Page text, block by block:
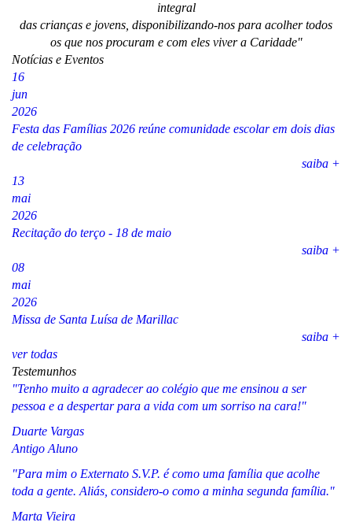
integral
das crianças e jovens, disponibilizando-nos para acolher todos
os que nos procuram e com eles viver a Caridade"
Notícias e Eventos
16
jun
2026
Festa das Famílias 2026 reúne comunidade escolar em dois dias
de celebração
saiba +
13
mai
2026
Recitação do terço - 18 de maio
saiba +
08
mai
2026
Missa de Santa Luísa de Marillac
saiba +
ver todas
Testemunhos
"Tenho muito a agradecer ao colégio que me ensinou a ser
pessoa e a despertar para a vida com um sorriso na cara!"
Duarte Vargas
Antigo Aluno
"Para mim o Externato S.V.P. é como uma família que acolhe
toda a gente. Aliás, considero-o como a minha segunda família."
Marta Vieira